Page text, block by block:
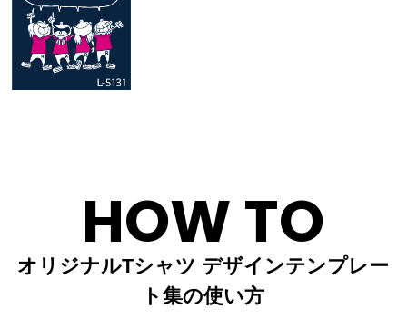
HOW TO
オリジナルTシャツ デザインテンプレー
ト集の使い方